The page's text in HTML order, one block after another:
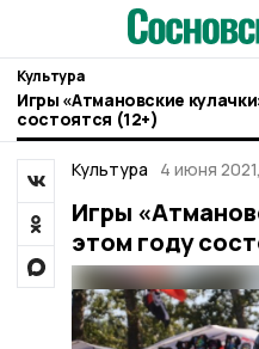
Культура
Игры «Атмановские
состоятся (12+)
Культура
4 июня
Игры
этом году